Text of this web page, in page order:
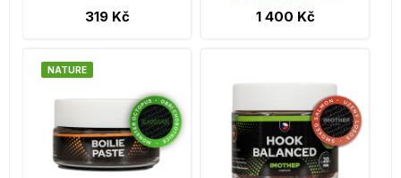
319 Kč 1 400 Kč
NATURE